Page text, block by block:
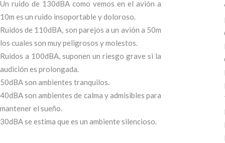
Un ruido de 130dBA como vemos en el avión a
10m es un ruido insoportable y doloroso.
Ruidos de 110dBA, son parejos a un avión a 50m
los cuales son muy peligrosos y molestos.
Ruidos a 100dBA, suponen un riesgo grave si la
audición es prolongada.
50dBA son ambientes tranquilos.
40dBA son ambientes de calma y admisibles para
mantener el sueño.
30dBA se estima que es un ambiente silencioso.